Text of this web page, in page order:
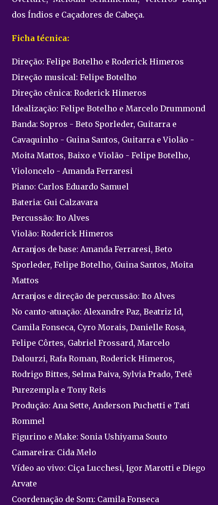
dos Índios e Caçadores de Cabeça.
Ficha técnica:
Direção: Felipe Botelho e Roderick Himeros
Direção musical: Felipe Botelho
Direção cênica: Roderick Himeros
Idealização: Felipe Botelho e Marcelo Drummond
Banda: Sopros - Beto Sporleder, Guitarra e
Cavaquinho - Guina Santos, Guitarra e Violão -
Moita Mattos, Baixo e Violão - Felipe Botelho,
Violoncelo - Amanda Ferraresi
Piano: Carlos Eduardo Samuel
Bateria: Gui Calzavara
Percussão: Ito Alves
Violão: Roderick Himeros
Arranjos de base: Amanda Ferraresi, Beto
Sporleder, Felipe Botelho, Guina Santos, Moita
Mattos
Arranjos e direção de percussão: Ito Alves
No canto-atuação: Alexandre Paz, Beatriz Id,
Camila Fonseca, Cyro Morais, Danielle Rosa,
Felipe Côrtes, Gabriel Frossard, Marcelo
Dalourzi, Rafa Roman, Roderick Himeros,
Rodrigo Bittes, Selma Paiva, Sylvia Prado, Tetê
Purezempla e Tony Reis
Produção: Ana Sette, Anderson Puchetti e Tati
Rommel
Figurino e Make: Sonia Ushiyama Souto
Camareira: Cida Melo
Vídeo ao vivo: Ciça Lucchesi, Igor Marotti e Diego
Arvate
Coordenação de Som: Camila Fonseca